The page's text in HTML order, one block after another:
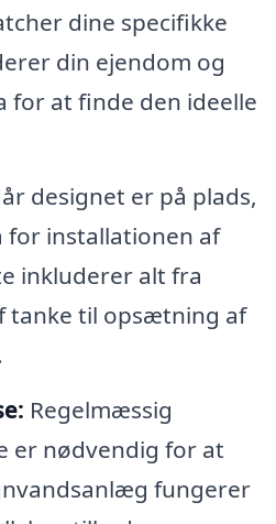
dine specifikke
din ejendom og
for at finde den ideelle
designet er på plads,
for installationen af
inkluderer alt fra
tanke til opsætning af
Regelmæssig
er nødvendig for at
fungerer